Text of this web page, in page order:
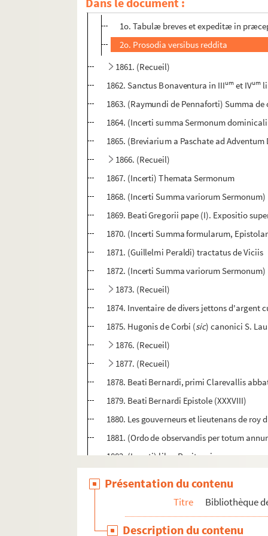
1860. (Recueil)
1o. Tabulæ breves et expeditæ in
2o. Prosodia versibus reddita
1861. (Recueil)
1862. Sanctus Bonaventura in IIIum et IVum
1863. (Raymundi de Pennaforti) Summa
1864. (Incerti summa Sermonum
1865. (Breviarium a Paschate ad
1866. (Recueil)
1867. (Incerti) Themata Sermonum
1868. (Incerti Summa variorum Sermonum)
1869. Beati Gregorii pape (I). Expositio
1870. (Incerti Summa formularum,
1871. (Guillelmi Peraldi) tractatus de Viciis
1872. (Incerti Summa variorum Sermonum)
1873. (Recueil)
1874. Inventaire de divers jettons d'argent
1875. Hugonis de Corbi (sic) canonici S.
1876. (Recueil)
1877. (Recueil)
1878. Beati Bernardi, primi Clarevallis
1879. Beati Bernardi Epistole (XXXVIII)
1880. Les gouverneurs et lieutenans de
1881. (Ordo de observandis per totum
1882. (Incerti) liber Penitencie
1886. Epitome totius Rhetorices. (Sans
Présentation du contenu
Titre Bibliothèque
Description du contenu